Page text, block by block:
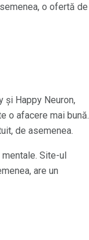
o ofertă de
și Happy Neuron,
o afacere mai bună.
de asemenea.
Site-ul
are un